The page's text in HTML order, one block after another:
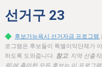
a
r
e
h
선거구 23
후보가뉴욕시 선거자금 프로그램
로그램은 후보들이 특별이익단체가
하도록 도와줍니다. 참고: 지역 선출
원)에 출마한 모든 후보는 이 프로그